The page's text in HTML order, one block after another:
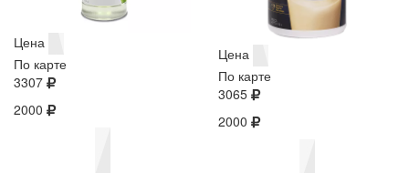
Цена
По карте
3307
2000
Цена
По карте
3065
2000